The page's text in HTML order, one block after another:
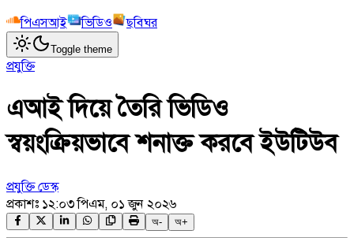
পিএসআই
ভিডিও ছবিঘর
Toggle theme
প্রযুক্তি
এআই দিয়ে তৈরি ভিডিও
স্বয়ংক্রিয়ভাবে শনাক্ত করবে ইউটিউব
প্রযুক্তি ডেস্ক
প্রকাশঃ ১২:০৩ পিএম, ০১ জুন ২০২৬
অ- অ+